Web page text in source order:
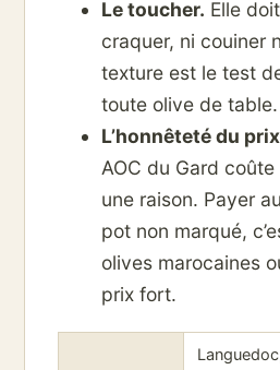
Le toucher. Elle
craquer, ni couiner
texture est le test
toute olive de table.
L’honnêteté du
AOC du Gard
une raison. Payer
pot non marqué,
olives marocaines
prix fort.